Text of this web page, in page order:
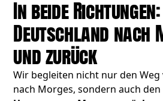
In beide
Deutschland nach
und zurück
Wir begleiten nicht nur den
nach Morges, sondern auch den